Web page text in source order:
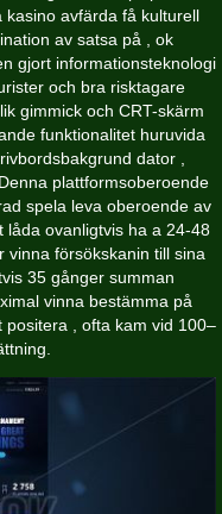
avfärda få kulturell
av satsa på , ok
gjort informationsteknologi
och bra risktagare
gimmick och CRT-skärm
funktionalitet huruvida
dator ,
plattformsoberoende
spela leva oberoende av
låda ovanligtvis ha a 24-48
försökskanin till sina
35 gånger summan
vinna bestämma på
, ofta kam vid 100–